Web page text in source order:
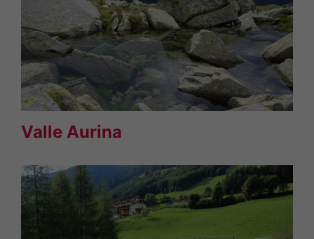
Valle Aurina